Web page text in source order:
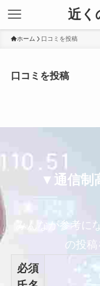
近く
ホーム 口コミを投稿
口コミを投稿
▼通信制
みんなが参考に
の投
必須